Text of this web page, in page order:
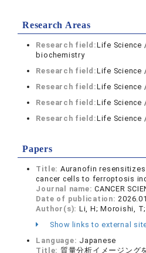
Research Areas
Research field:Life Science
biochemistry
Research field:Life Science
Research field:Life Science
Research field:Life Science
Research field:Life Science
Papers
Title: Auranofin
cancer cells to ferroptosis
Journal name:CANCER
Date of publication:2026.01
Author(s): Li, H; Moroishi, T;
Show links to external
Language: Japanese
Title: 質量分析イメージング